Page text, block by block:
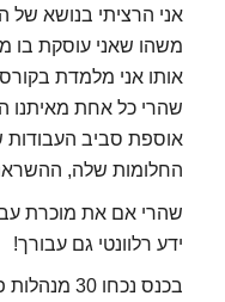
אני הרציתי בנושא של
משהו שאני עוסקת בו מ2007,
אותו אני מלמדת
שהרי כל אחת מאיתנו
אוספת סביב העבודות
החלומות שלה,
שהרי אם את מוכרת
ידע רלוונטי גם עבורך!